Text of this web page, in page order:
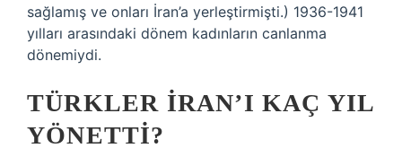
sağlamış ve onları İran’a yerleştirmişti.) 1936-1941
yılları arasındaki dönem kadınların canlanma
dönemiydi.
TÜRKLER İRAN’I KAÇ YIL
YÖNETTI?